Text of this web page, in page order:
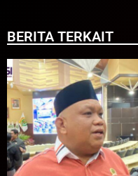
BERITA TERKAIT